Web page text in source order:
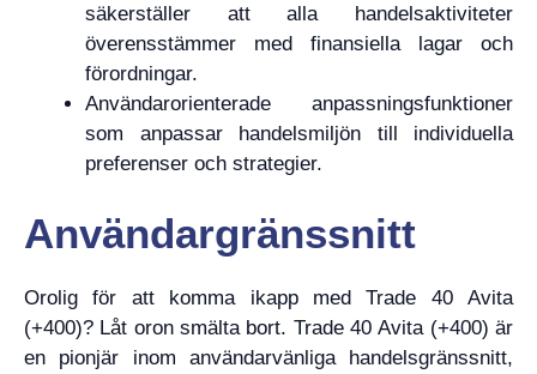
säkerställer att alla handelsaktiviteter
överensstämmer med finansiella lagar och
förordningar.
Användarorienterade anpassningsfunktioner
som anpassar handelsmiljön till individuella
preferenser och strategier.
Användargränssnitt
Orolig för att komma ikapp med Trade 40 Avita
(+400)? Låt oron smälta bort. Trade 40 Avita (+400) är
en pionjär inom användarvänliga handelsgränssnitt,